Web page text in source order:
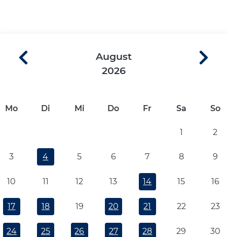
August
2026
Mo Di Mi Do Fr Sa So
1 2
3 4 5 6 7 8 9
10 11 12 13 14 15 16
17 18 19 20 21 22 23
24 25 26 27 28 29 30